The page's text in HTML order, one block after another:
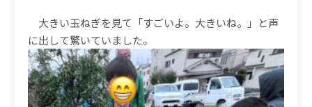
大きい玉ねぎを見て「すごいよ。大きいね。」と声
に出して驚いていました。